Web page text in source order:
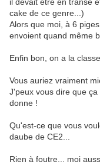
cake de ce genre...)
Alors que moi, à 6
envoient quand même
Enfin bon, on a la
Vous auriez vraiment
J'peux vous dire que
donne !
Qu'est-ce que vous
daube de CE2...
Rien à foutre... moi